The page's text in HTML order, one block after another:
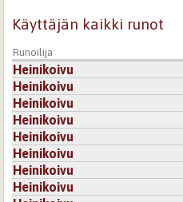
21.11.2016 1:47Neito68
Kaunis runo.
Kirjaudutai
21.11.2016 7:17
Todella hieno runo, taiten
Kirjaudutairekisteröidy
21.11.2016 8:38
Käyttäjän kaikki runot
Runoilija
Heinikoivu
Heinikoivu
Heinikoivu
Heinikoivu
Heinikoivu
Heinikoivu
Heinikoivu
Heinikoivu